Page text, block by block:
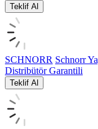
Teklif Al
SCHNORR Schnorr
Distribütör Garantili
Teklif Al